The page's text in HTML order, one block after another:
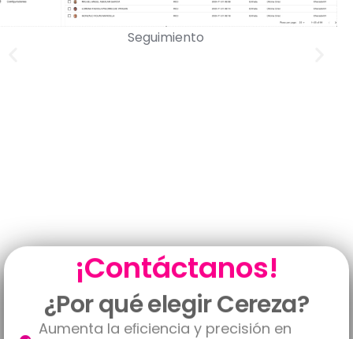
Seguimiento
¡Contáctanos!
¿Por qué elegir Cereza?
Aumenta la eﬁciencia y precisión en